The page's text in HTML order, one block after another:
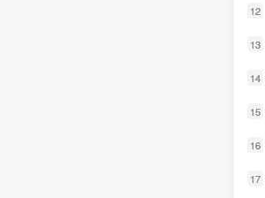
12
13
14
15
16
17